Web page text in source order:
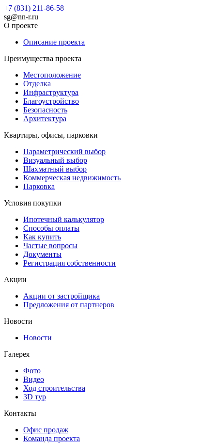
+7 (831) 211-86-58
sg@nn-r.ru
О проекте
Описание проекта
Преимущества проекта
Местоположение
Отделка
Инфраструктура
Благоустройство
Безопасность
Архитектура
Квартиры, офисы, парковки
Параметрический выбор
Визуальный выбор
Шахматный выбор
Коммерческая недвижимость
Парковка
Условия покупки
Ипотечный калькулятор
Способы оплаты
Как купить
Частые вопросы
Документы
Регистрация собственности
Акции
Акции от застройщика
Предложения от партнеров
Новости
Новости
Галерея
Фото
Видео
Ход строительства
3D тур
Контакты
Офис продаж
Команда проекта